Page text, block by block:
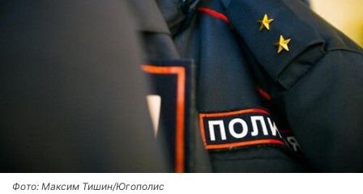
Фото: Максим Тишин/Югополис